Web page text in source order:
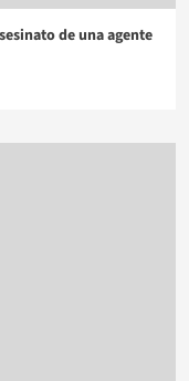
de una agente